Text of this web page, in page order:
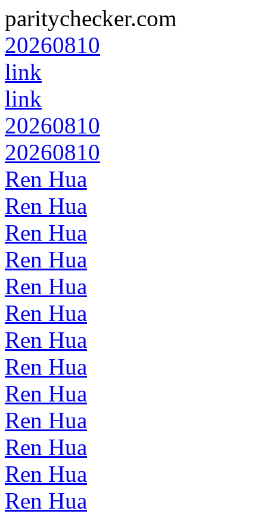
paritychecker.com
20260810
link
link
20260810
20260810
Ren Hua
Ren Hua
Ren Hua
Ren Hua
Ren Hua
Ren Hua
Ren Hua
Ren Hua
Ren Hua
Ren Hua
Ren Hua
Ren Hua
Ren Hua